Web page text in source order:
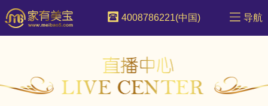
4008786221(中国) 导航